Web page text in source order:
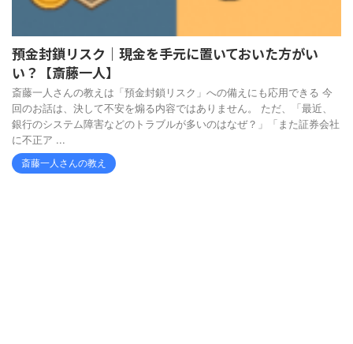
預金封鎖リスク｜現金を手元に置いておいた方がい
い？【斎藤一人】
斎藤一人さんの教えは「預金封鎖リスク」への備えにも応用できる 今
回のお話は、決して不安を煽る内容ではありません。 ただ、「最近、
銀行のシステム障害などのトラブルが多いのはなぜ？」「また証券会社
に不正ア ...
斎藤一人さんの教え